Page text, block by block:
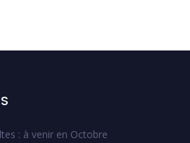
: à venir en Octobre